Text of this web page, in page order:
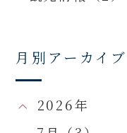
月別アーカイブ
2026年